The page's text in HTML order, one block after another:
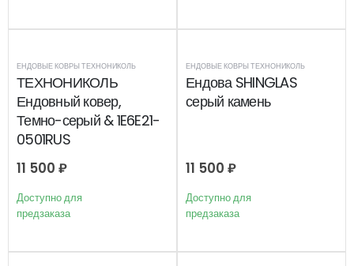
ЕНДОВЫЕ КОВРЫ ТЕХНОНИКОЛЬ
ТЕХНОНИКОЛЬ
Ендовный ковер,
Темно-серый & 1E6E21-
0501RUS
11 500 ₽
Доступно для
предзаказа
ЕНДОВЫЕ КОВРЫ ТЕХНОНИКОЛЬ
Ендова SHINGLAS
серый камень
11 500 ₽
Доступно для
предзаказа